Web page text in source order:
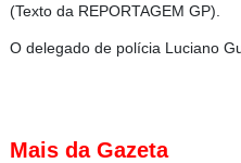
(Texto da REPORTAGEM GP).
O delegado de polícia Luciano
Mais da Gazeta